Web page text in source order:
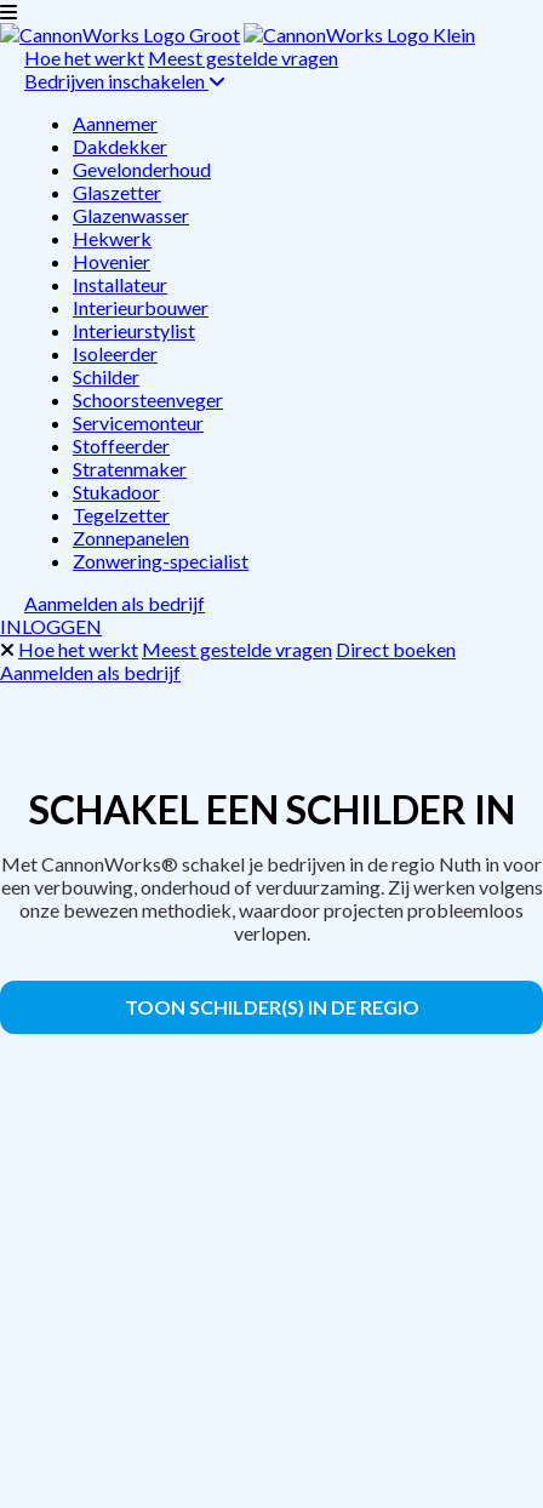
Hoe het werkt Meest gestelde vragen
Bedrijven inschakelen
Aannemer
Dakdekker
Gevelonderhoud
Glaszetter
Glazenwasser
Hekwerk
Hovenier
Installateur
Interieurbouwer
Interieurstylist
Isoleerder
Schilder
Schoorsteenveger
Servicemonteur
Stoffeerder
Stratenmaker
Stukadoor
Tegelzetter
Zonnepanelen
Zonwering-specialist
Aanmelden als bedrijf
INLOGGEN
Hoe het werkt Meest gestelde vragen Direct boeken
Aanmelden als bedrijf
SCHAKEL EEN SCHILDER IN
Met CannonWorks® schakel je bedrijven in de regio Nuth in voor
een verbouwing, onderhoud of verduurzaming. Zij werken volgens
onze bewezen methodiek, waardoor projecten probleemloos
verlopen.
TOON SCHILDER(S) IN DE REGIO